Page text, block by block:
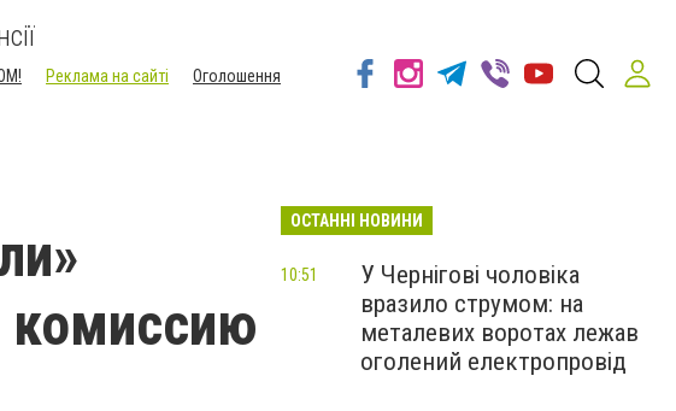
Реклама на сайті
Оголошення
комиссию
ОСТАННІ НОВИНИ
У Чернігові чоловіка
вразило струмом: на
металевих воротах лежав
оголений електропровід
10:51